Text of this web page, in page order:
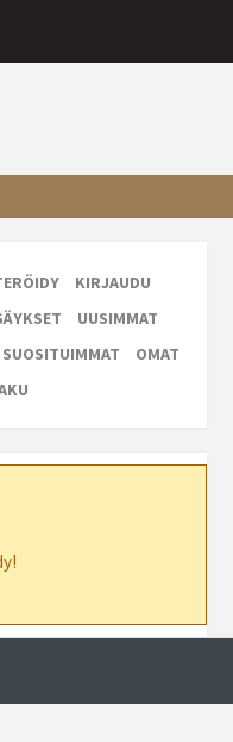
KIRJAUDU
UUSIMMAT
SUOSITUIMMAT
OMAT